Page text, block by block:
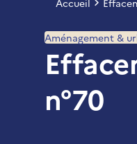
n°70
Aménagement &